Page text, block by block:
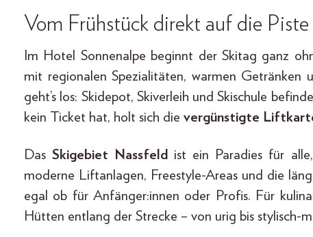
Vom Frühstück direkt auf die Piste
Im Hotel Sonnenalpe beginnt der Skitag ganz
mit regionalen Spezialitäten, warmen Getränken
geht’s los: Skidepot, Skiverleih und Skischule
kein Ticket hat, holt sich die vergünstigte
DasSkigebiet Nassfeld
ist ein Paradies für
moderne Liftanlagen, Freestyle-Areas und die
egal ob für Anfänger:innen oder Profis. Für
Hütten entlang der Strecke – von urig bis stylisch-